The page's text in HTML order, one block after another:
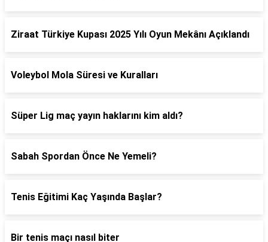
Ziraat Türkiye Kupası 2025 Yılı Oyun Mekânı Açıklandı
Voleybol Mola Süresi ve Kuralları
Süper Lig maç yayın haklarını kim aldı?
Sabah Spordan Önce Ne Yemeli?
Tenis Eğitimi Kaç Yaşında Başlar?
Bir tenis maçı nasıl biter